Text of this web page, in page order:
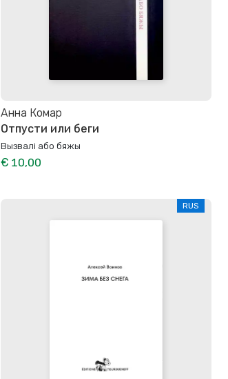
Анна Комар
Отпусти или беги
Вызвалi або бяжы
€ 10,00
RUS